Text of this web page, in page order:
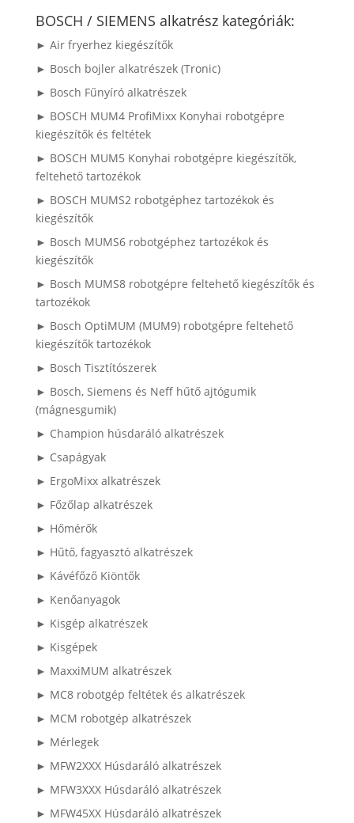
következőre:
BOSCH / SIEMENS alkatrész kategóriák:
► Air fryerhez kiegészítők
► Bosch bojler alkatrészek (Tronic)
► Bosch Fűnyíró alkatrészek
► BOSCH MUM4 ProfiMixx Konyhai robotgépre
kiegészítők és feltétek
► BOSCH MUM5 Konyhai robotgépre kiegészítők,
feltehető tartozékok
► BOSCH MUMS2 robotgéphez tartozékok és
kiegészítők
► Bosch MUMS6 robotgéphez tartozékok és
kiegészítők
► Bosch MUMS8 robotgépre feltehető kiegészítők és
tartozékok
► Bosch OptiMUM (MUM9) robotgépre feltehető
kiegészítők tartozékok
► Bosch Tisztítószerek
► Bosch, Siemens és Neff hűtő ajtógumik
(mágnesgumik)
► Champion húsdaráló alkatrészek
► Csapágyak
► ErgoMixx alkatrészek
► Főzőlap alkatrészek
► Hőmérők
► Hűtő, fagyasztó alkatrészek
► Kávéfőző Kiöntők
► Kenőanyagok
► Kisgép alkatrészek
► Kisgépek
► MaxxiMUM alkatrészek
► MC8 robotgép feltétek és alkatrészek
► MCM robotgép alkatrészek
► Mérlegek
► MFW2XXX Húsdaráló alkatrészek
► MFW3XXX Húsdaráló alkatrészek
► MFW45XX Húsdaráló alkatrészek